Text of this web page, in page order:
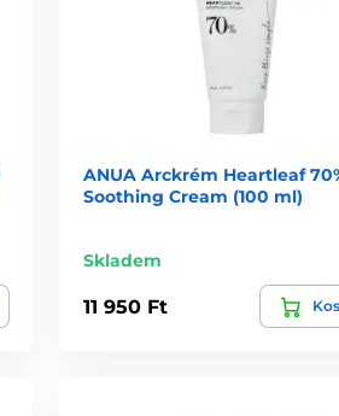
ANUA Arckrém Heartleaf
Soothing Cream (100 ml)
Skladem
11 950 Ft